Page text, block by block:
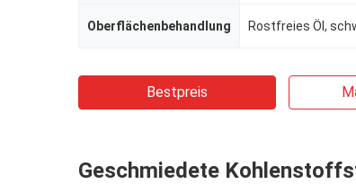
Oberflächenbehandlung Rostfreies Öl,
Bestpreis
Geschmiedete